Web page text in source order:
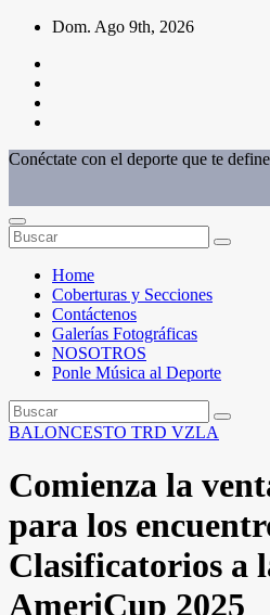
Saltar
contenido
Dom. Ago 9th, 2026
Conéctate con el deporte que te
Home
Coberturas y Secciones
Contáctenos
Galerías Fotográficas
NOSOTROS
Ponle Música al Deporte
BALONCESTO TRD VZLA
Comienza la
para los
Clasificatorios a
AmeriCup 2025